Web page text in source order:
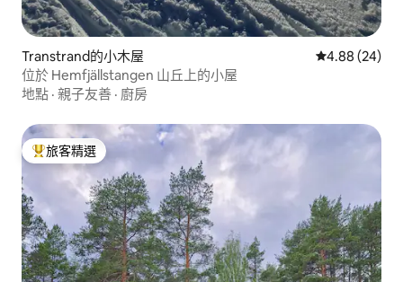
Transtrand的小木屋 從 24 則評價
4.88 (24)
位於 Hemfjällstangen 山丘上的小屋
地點 · 親子友善 · 廚房
旅客精選榜首
旅客精選